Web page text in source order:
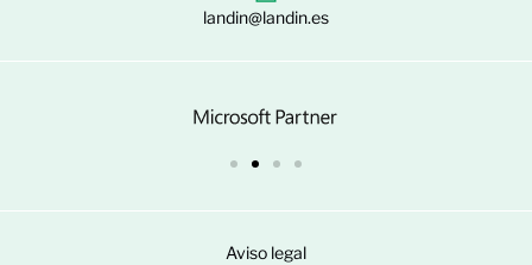
landin@landin.es
Aviso legal